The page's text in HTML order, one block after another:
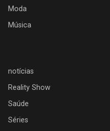
Moda
Música
notícias
Reality Show
Saúde
Séries